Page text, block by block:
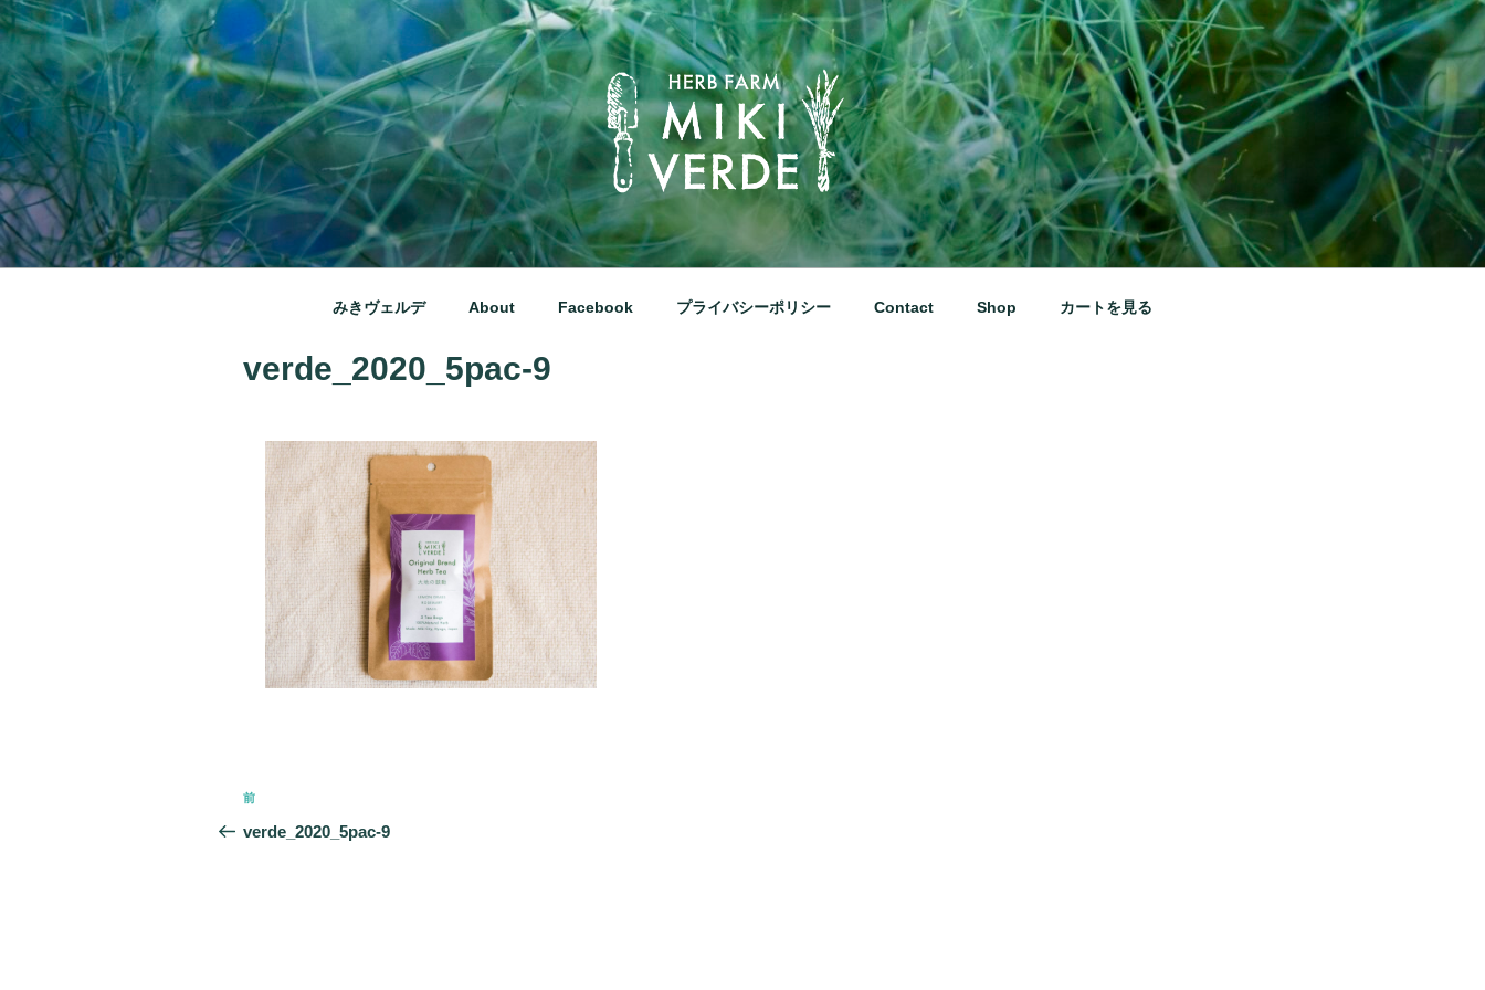
コ
ン
テ
ン
ツ
へ
ス
キ
ッ
プ
みきヴェルデ
兵庫県三木市別所町ののどかな田園風景の中にあるハーブ工房です
みきヴェルデ About Facebook プライバシーポリシー Contact Shop カートを見る
verde_2020_5pac-9
投
稿
前
の
前
verde_2020_5pac-9